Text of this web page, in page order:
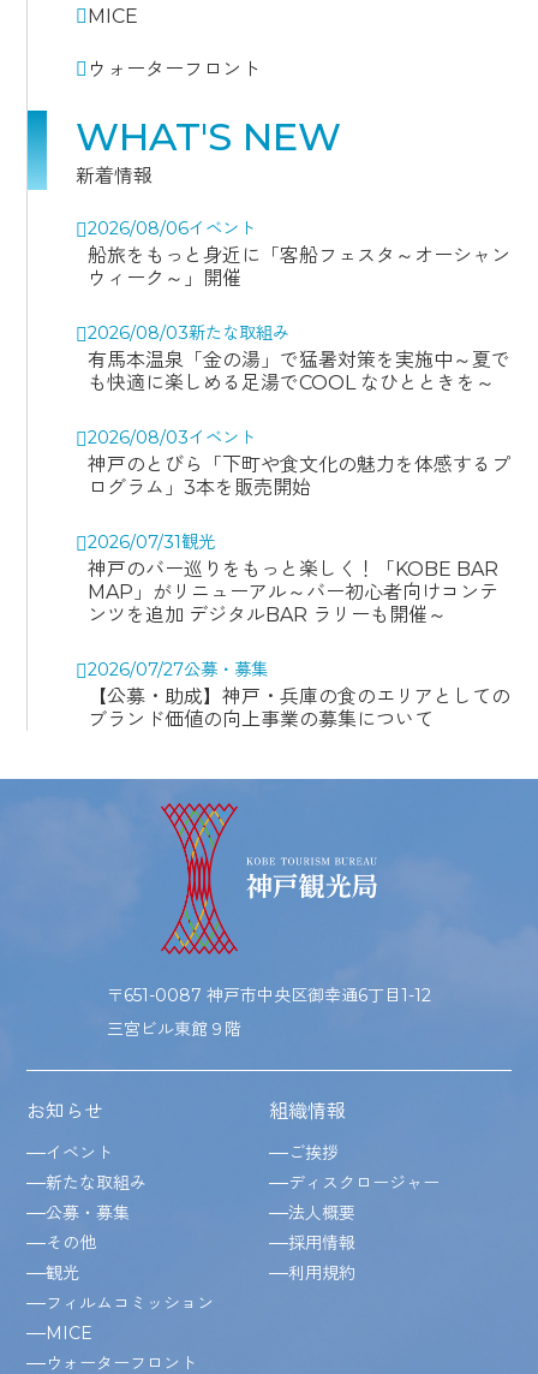
MICE
ウォーターフロント
WHAT'S NEW
新着情報
2026/08/06イベント
船旅をもっと身近に「客船フェスタ～オーシャン
ウィーク～」開催
2026/08/03新たな取組み
有馬本温泉「金の湯」で猛暑対策を実施中～夏で
も快適に楽しめる足湯でCOOL なひとときを～
2026/08/03イベント
神戸のとびら「下町や食文化の魅力を体感するプ
ログラム」3本を販売開始
2026/07/31観光
神戸のバー巡りをもっと楽しく！「KOBE BAR
MAP」がリニューアル～バー初心者向けコンテ
ンツを追加 デジタルBAR ラリーも開催～
2026/07/27公募・募集
【公募・助成】神戸・兵庫の食のエリアとしての
ブランド価値の向上事業の募集について
〒651-0087 神戸市中央区御幸通6丁目1-12
三宮ビル東館９階
お知らせ
イベント
新たな取組み
公募・募集
その他
観光
フィルムコミッション
MICE
ウォーターフロント
組織情報
ご挨拶
ディスクロージャー
法人概要
採用情報
利用規約